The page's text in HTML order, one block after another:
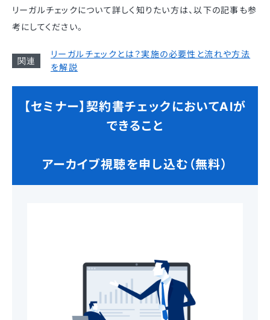
リーガルチェックについて詳しく知りたい方は、以下の記事も参
考にしてください。
リーガルチェックとは？実施の必要性と流れや方法
を解説
【セミナー】契約書チェックにおいてAIが
できること
アーカイブ視聴を申し込む（無料）